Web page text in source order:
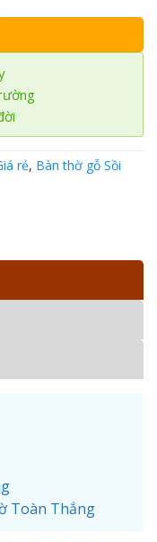
rẻ, Bàn thờ gỗ Sồi
Toàn Thắng